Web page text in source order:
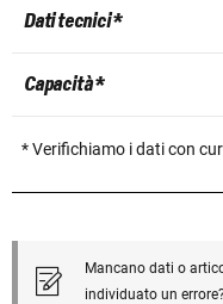
Dati tecnici *
Capacità *
* Verifichiamo i dati con
Mancano dati o
individuato un